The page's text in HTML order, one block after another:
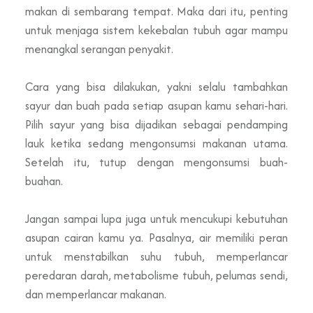
makan di sembarang tempat. Maka dari itu, penting
untuk menjaga sistem kekebalan tubuh agar mampu
menangkal serangan penyakit.
Cara yang bisa dilakukan, yakni selalu tambahkan
sayur dan buah pada setiap asupan kamu sehari-hari.
Pilih sayur yang bisa dijadikan sebagai pendamping
lauk ketika sedang mengonsumsi makanan utama.
Setelah itu, tutup dengan mengonsumsi buah-
buahan.
Jangan sampai lupa juga untukmencukupi kebutuhan
asupan cairan kamu ya. Pasalnya, air memiliki peran
untuk menstabilkan suhu tubuh, memperlancar
peredaran darah, metabolisme tubuh, pelumas sendi,
dan memperlancar makanan.